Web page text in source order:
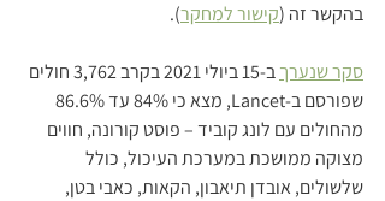
בהקשר זה (קישור למחקר).
סקר שנערך
ב-15 ביולי 2021 בקרב 3,762 חולים
מהחולים עם לונג קוביד – פוסט קורונה, חווים
מצוקה ממושכת במערכת העיכול, כולל
שלשולים, אובדן תיאבון, הקאות, כאבי בטן,